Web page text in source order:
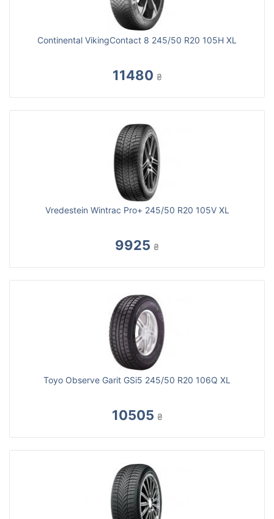
Continental VikingContact 8 245/50 R20 105H XL
11480 ₴
Vredestein Wintrac Pro+ 245/50 R20 105V XL
9925 ₴
Toyo Observe Garit GSi5 245/50 R20 106Q XL
10505 ₴